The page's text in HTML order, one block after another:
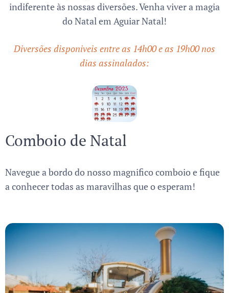
indiferente às nossas diversões. Venha viver a magia
do Natal em Aguiar Natal!
Diversões disponiveis entre as 14h00 e as 19h00 nos
dias assinalados:
Comboio de Natal
Navegue a bordo do nosso magnifico comboio e fique
a conhecer todas as maravilhas que o esperam!